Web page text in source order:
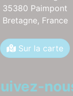
35380 Paimpont
Bretagne, France
Sur la carte